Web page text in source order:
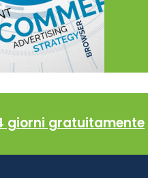
giorni gratuitamente